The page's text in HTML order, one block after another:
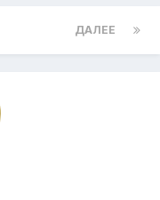
ДАЛЕЕ